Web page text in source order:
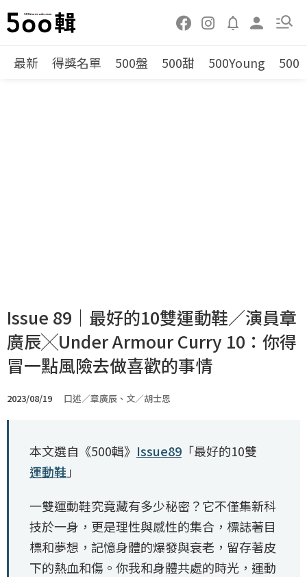
最新 得獎名單 500盤 500甜 500Young 500
Issue 89｜最好的10雙運動鞋／演員章
廣辰╳Under Armour Curry 10：你得
冒一點風險去做喜歡的事情
2023/08/19 口述／章廣辰、文／胡士恩
本文選自《500輯》 Issue89「最好的10雙
運動鞋 」
一雙運動鞋究竟藏有多少秘密？它不僅集新科
技於一身，更是理性與感性的集合，標誌著目
標和夢想，記憶身體的爆發與衰老，留存著皮
下的熱血和傷。你我和身體共處的時光，運動